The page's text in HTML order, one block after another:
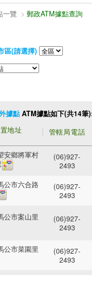
一覽 > 郵政ATM據點查詢
區(請選擇)
據點 ATM據點如下(共14筆
地址 管轄局電話
安鄉將軍村
(06)927-
2493
公市六合路
(06)927-
2493
公市案山里
(06)927-
2493
公市菜園里
(06)927-
2493